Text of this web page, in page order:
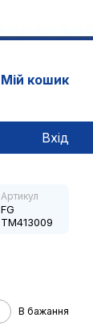
Мій кошик
Вхід
Артикул
FG
TM413009
В бажання